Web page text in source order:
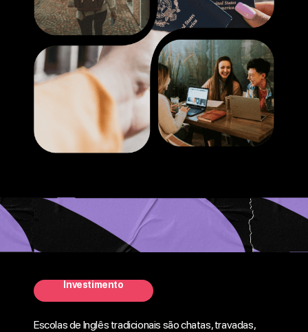
Investimento
Escolas de Inglês tradicionais são chatas, travadas,